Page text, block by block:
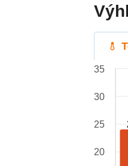
35
30
25
20